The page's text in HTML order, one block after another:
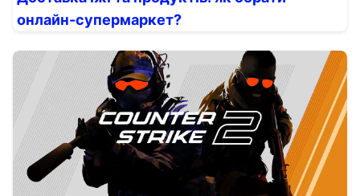
онлайн-супермаркет?